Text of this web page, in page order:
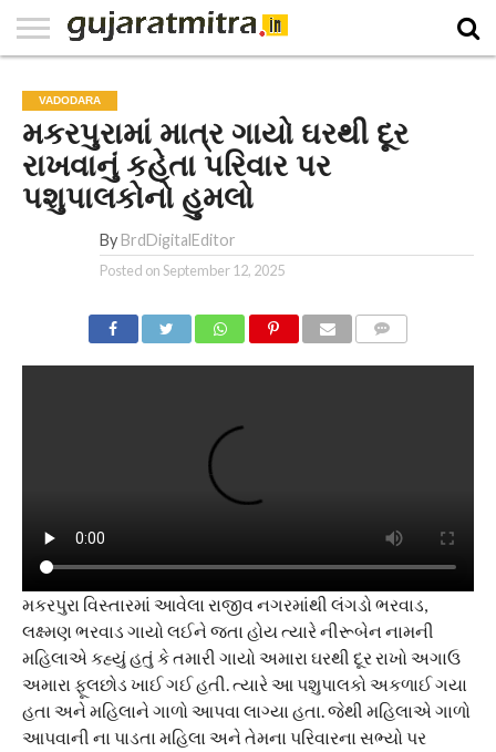
PAPER
NATIONAL
WORLD
BUSINESS
SPORTS
GUJARAT
OPINION
MORE
VADODARA
મકરપુરામાં માત્ર ગાયો ઘરથી દૂર
રાખવાનું કહેતા પરિવાર પર
પશુપાલકોનો હુમલો
By BrdDigitalEditor
Posted onSeptember 12, 2025
મકરપુરા વિસ્તારમાં આવેલા રાજીવ નગરમાંથી લંગડો ભરવાડ,
લક્ષ્મણ ભરવાડ ગાયો લઈને જતા હોય ત્યારે નીરૂબેન નામની
મહિલાએ કહ્યું હતું કે તમારી ગાયો અમારા ઘરથી દૂર રાખો અગાઉ
અમારા ફૂલછોડ ખાઈ ગઈ હતી. ત્યારે આ પશુપાલકો અકળાઈ ગયા
હતા અને મહિલાને ગાળો આપવા લાગ્યા હતા. જેથી મહિલાએ ગાળો
આપવાની ના પાડતા મહિલા અને તેમના પરિવારના સભ્યો પર